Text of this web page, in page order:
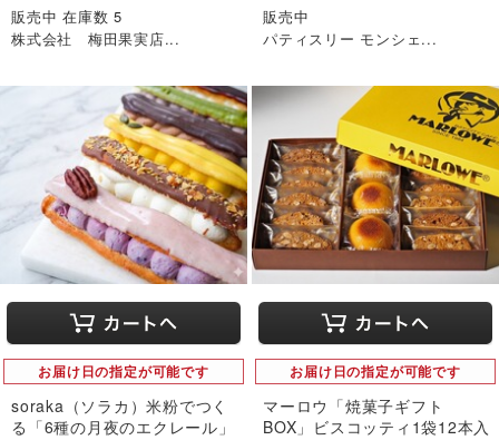
販売中 在庫数 5
株式会社 梅田果実店...
販売中
パティスリー モンシェ...
お届け日の指定が可能です
soraka（ソラカ）米粉でつく
る「6種の月夜のエクレール」
お届け日の指定が可能です
マーロウ「焼菓子ギフト
BOX」ビスコッティ1袋12本入